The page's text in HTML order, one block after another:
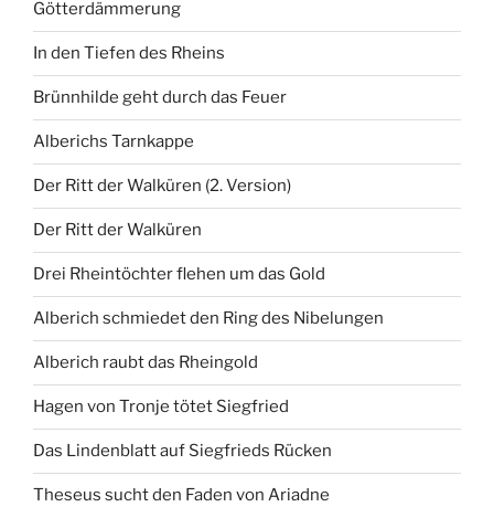
Götterdämmerung
In den Tiefen des Rheins
Brünnhilde geht durch das Feuer
Alberichs Tarnkappe
Der Ritt der Walküren (2. Version)
Der Ritt der Walküren
Drei Rheintöchter flehen um das Gold
Alberich schmiedet den Ring des Nibelungen
Alberich raubt das Rheingold
Hagen von Tronje tötet Siegfried
Das Lindenblatt auf Siegfrieds Rücken
Theseus sucht den Faden von Ariadne